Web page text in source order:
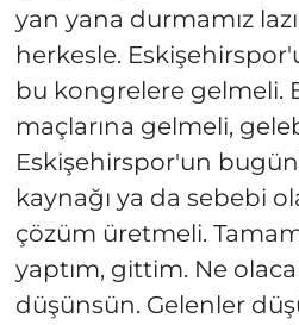
yan yana durmamız
herkesle.
bu kongrelere gelmeli.
maçlarına gelmeli,
Eskişehirspor'un
kaynağı ya da sebebi
çözüm üretmeli.
yaptım, gittim. Ne
düşünsün. Gelenler